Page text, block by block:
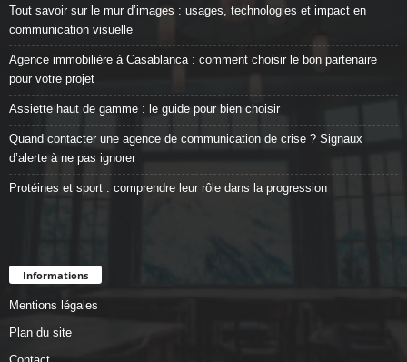
Tout savoir sur le mur d’images : usages, technologies et impact en
communication visuelle
Agence immobilière à Casablanca : comment choisir le bon partenaire
pour votre projet
Assiette haut de gamme : le guide pour bien choisir
Quand contacter une agence de communication de crise ? Signaux
d’alerte à ne pas ignorer
Protéines et sport : comprendre leur rôle dans la progression
Informations
Mentions légales
Plan du site